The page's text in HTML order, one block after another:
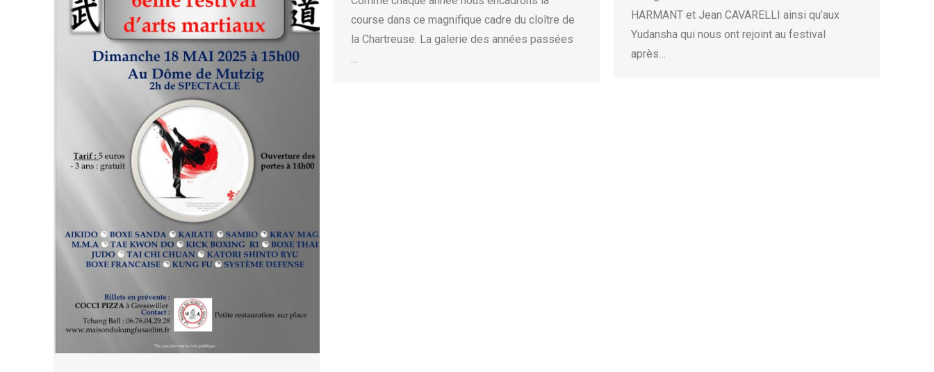
course dans ce magnifique cadre du cloître de
la Chartreuse. La galerie des années passées
HARMANT et Jean CAVARELLI ainsi qu’aux
Yudansha qui nous ont rejoint au festival
après…